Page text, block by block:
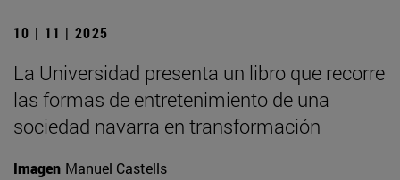
10 | 11 | 2025
La Universidad presenta un libro que recorre
las formas de entretenimiento de una
sociedad navarra en transformación
Imagen Manuel Castells